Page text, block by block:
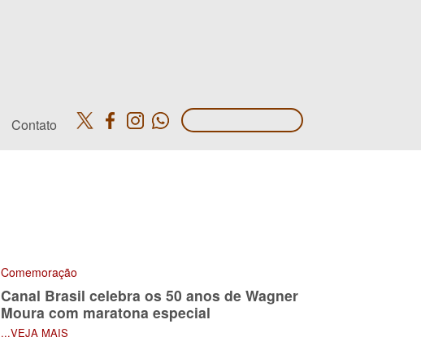
Contato
Comemoração
Canal Brasil celebra os 50 anos de Wagner
Moura com maratona especial
...VEJA MAIS